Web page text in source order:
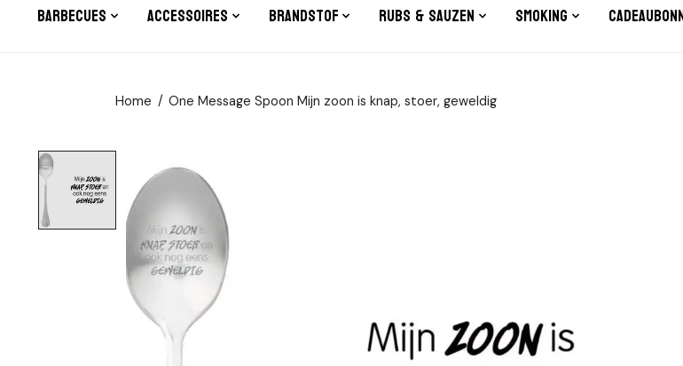
Barbecues Accessoires Brandstof Rubs & Sauzen Smoking
Home / One Message Spoon Mijn zoon is knap, stoer, geweldig